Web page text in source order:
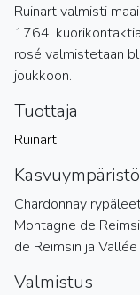
Ruinart valmisti
1764,
rosé valmistetaan
joukkoon.
Tuottaja
Ruinart
Kasvuympäristö
Chardonnay
Montagne de
de Reimsin ja
Valmistus